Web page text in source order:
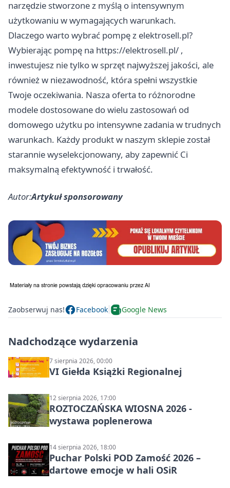
narzędzie stworzone z myślą o intensywnym
użytkowaniu w wymagających warunkach.
Dlaczego warto wybrać pompę z elektrosell.pl?
Wybierając pompę na https://elektrosell.pl/ ,
inwestujesz nie tylko w sprzęt najwyższej jakości, ale
również w niezawodność, która spełni wszystkie
Twoje oczekiwania. Nasza oferta to różnorodne
modele dostosowane do wielu zastosowań od
domowego użytku po intensywne zadania w trudnych
warunkach. Każdy produkt w naszym sklepie został
starannie wyselekcjonowany, aby zapewnić Ci
maksymalną efektywność i trwałość.
Autor:Artykuł sponsorowany
Zaobserwuj nas! Facebook Google News
Nadchodzące wydarzenia
7 sierpnia 2026, 00:00
VI Giełda Książki Regionalnej
12 sierpnia 2026, 17:00
ROZTOCZAŃSKA WIOSNA 2026 -
wystawa poplenerowa
14 sierpnia 2026, 18:00
Puchar Polski POD Zamość 2026 –
dartowe emocje w hali OSiR